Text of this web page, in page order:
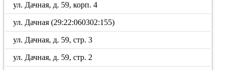
ул. Дачная, д. 59, корп. 4
ул. Дачная (29:22:060302:155)
ул. Дачная, д. 59, стр. 3
ул. Дачная, д. 59, стр. 2